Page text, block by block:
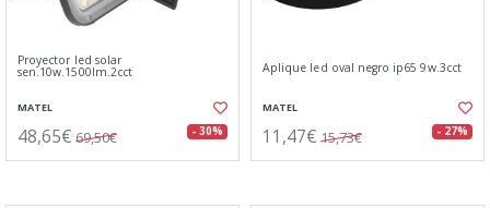
Proyector led solar
sen.10w.1500lm.2cct
MATEL
48,65€ 69,50€ - 30%
Aplique led oval negro ip65 9w.3cct
MATEL
11,47€ 15,73€ - 27%